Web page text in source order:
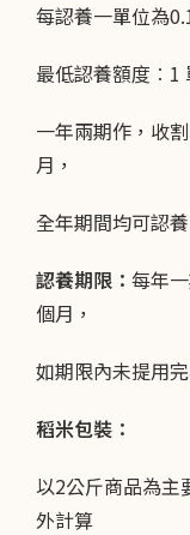
每認養一單位為
最低認養額度︰1
一年兩期作，收
月，
全年期間均可認養
認養期限： 每年
個月，
如期限內未提用
稻米包裝：
以2公斤商品為主
外計算